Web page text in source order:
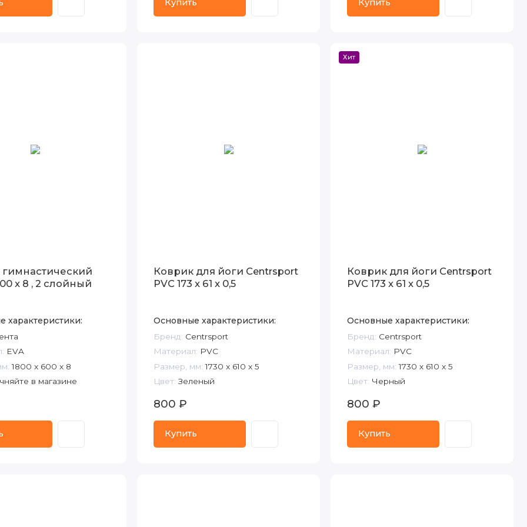
Купить Купить
x 8 , 2 слойный
характеристики:
EVA
1800 x 600 x 8
в магазине
Коврик для йоги Centrsport
PVC 173 x 61 x 0,5
Основные характеристики:
Бренд: Centrsport
Материал: PVC
Размер, мм: 1730 x 610 x 5
Цвет: Зеленый
800 ₽
Купить
Хит
Коврик для йоги Centrsport
PVC 173 x 61 x 0,5
Основные характеристики:
Бренд: Centrsport
Материал: PVC
Размер, мм: 1730 х 610 х 5
Цвет: Черный
800 ₽
Купить